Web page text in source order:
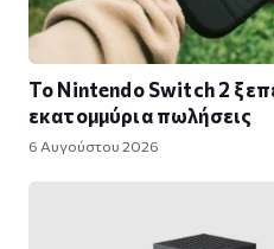
Το Nintendo Switch 2
εκατομμύρια πωλήσεις
6 Αυγούστου 2026